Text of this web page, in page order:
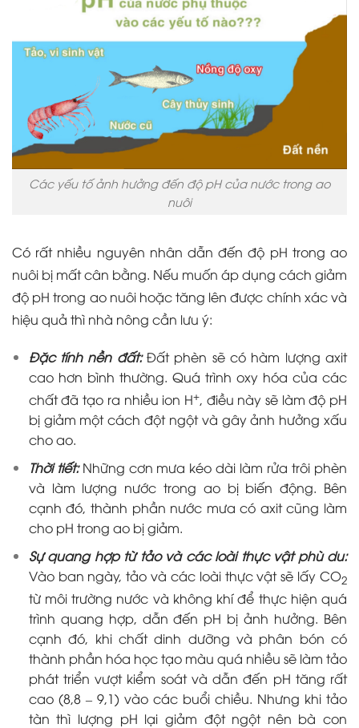
Các yếu tố ảnh hưởng đến độ pH của nước trong ao
nuôi
Có rất nhiều nguyên nhân dẫn đến độ pH trong ao
nuôi bị mất cân bằng. Nếu muốn áp dụng cách giảm
độ pH trong ao nuôi hoặc tăng lên được chính xác và
hiệu quả thì nhà nông cần lưu ý:
Đặc tính nền đất:Đất phèn sẽ có hàm lượng axit
cao hơn bình thường. Quá trình oxy hóa của các
chất đã tạo ra nhiều ion H+, điều này sẽ làm độ pH
bị giảm một cách đột ngột và gây ảnh hưởng xấu
cho ao.
Thời tiết:Những cơn mưa kéo dài làm rửa trôi phèn
và làm lượng nước trong ao bị biến động. Bên
cạnh đó, thành phần nước mưa có axit cũng làm
cho pH trong ao bị giảm.
Sự quang hợp từ tảo và các loài thực vật phù du:
Vào ban ngày, tảo và các loài thực vật sẽ lấy CO2
từ môi trường nước và không khí để thực hiện quá
trình quang hợp, dẫn đến pH bị ảnh hưởng. Bên
cạnh đó, khi chất dinh dưỡng và phân bón có
thành phần hóa học tạo màu quá nhiều sẽ làm tảo
phát triển vượt kiểm soát và dẫn đến pH tăng rất
cao (8,8 – 9,1) vào các buổi chiều. Nhưng khi tảo
tàn thì lượng pH lại giảm đột ngột nên bà con